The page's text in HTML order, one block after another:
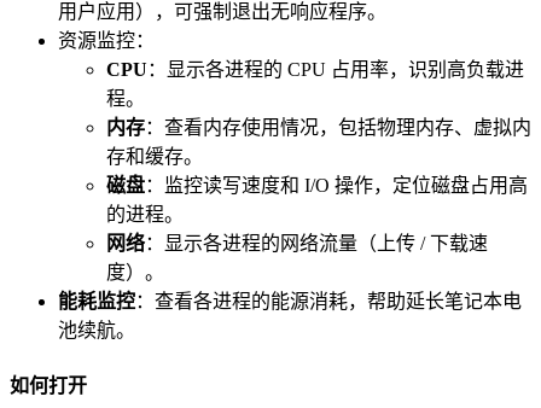
用户应用），可强制退出无响应程序。
资源监控：
CPU ：显示各进程的 CPU 占用率，识别高负载进
程。
内存：查看内存使用情况，包括物理内存、虚拟内
存和缓存。
磁盘：监控读写速度和 I/O 操作，定位磁盘占用高
的进程。
网络：显示各进程的网络流量（上传 / 下载速
度）。
能耗监控：查看各进程的能源消耗，帮助延长笔记本电
池续航。
如何打开